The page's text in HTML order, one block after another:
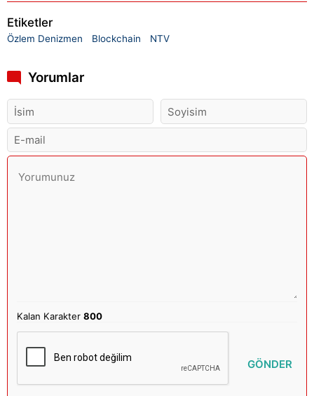
Etiketler
Özlem Denizmen Blockchain NTV
Yorumlar
Kalan Karakter800
GÖNDER